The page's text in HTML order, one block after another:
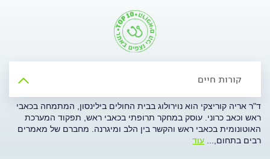
קורות חיים
ד"ר אריה קוריצקי הוא נוירולוג בבית החולים בילינסון, המתמחה בכאבי
ראש וכאב כרוני. עוסק במחקר תרופתי בכאבי ראש, תפקוד המערכת
האוטונומית בכאבי ראש והקשר בין הלב ומיגרנה. מחברם של מאמרים
רבים בתחום,
עוד